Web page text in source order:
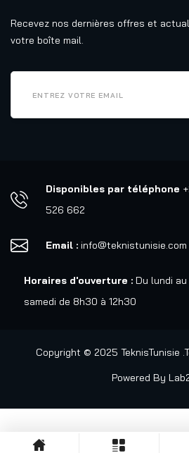
Recevez nos dernières offres et
votre boîte mail.
Disponibles par téléphone
526 662
Email : info@teknistunisie.com
Horaires d'ouverture : Du lundi
samedi de 8h30 à 12h30
Copyright © 2025 TeknisTunisie
Powered By